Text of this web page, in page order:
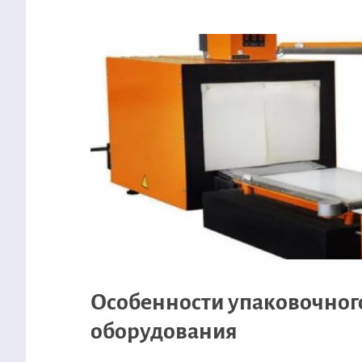
Особенности
оборудования